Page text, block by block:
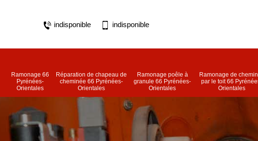
indisponible indisponible
Ramonage 66
Pyrénées-
Orientales
Réparation de chapeau de
cheminée 66 Pyrénées-
Orientales
Ramonage poêle à
granule 66 Pyrénées-
Orientales
Ramonage de
par le toit 66
Orientales